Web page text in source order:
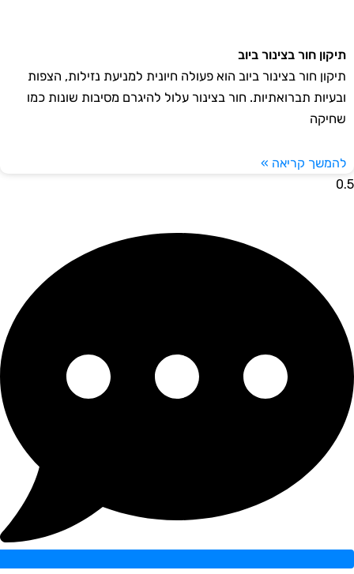
חור בצינור ביוב
חור בצינור ביוב הוא פעולה חיונית למניעת נזילות, הצפות
תברואתיות. חור בצינור עלול להיגרם מסיבות שונות כמו
קריאה »